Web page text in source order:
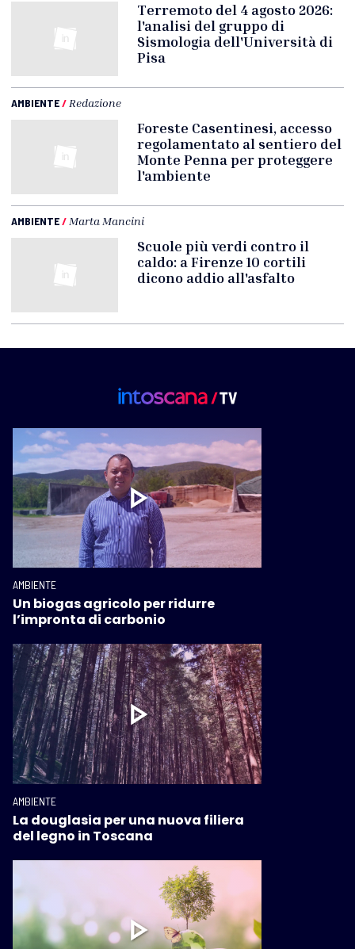
Terremoto del 4 agosto 2026:
l'analisi del gruppo di
Sismologia dell'Università di
Pisa
AMBIENTE/ Redazione
Foreste Casentinesi, accesso
regolamentato al sentiero del
Monte Penna per proteggere
l'ambiente
AMBIENTE/ Marta Mancini
Scuole più verdi contro il
caldo: a Firenze 10 cortili
dicono addio all'asfalto
AMBIENTE
Un biogas agricolo per ridurre
l’impronta di carbonio
AMBIENTE
La douglasia per una nuova filiera
del legno in Toscana